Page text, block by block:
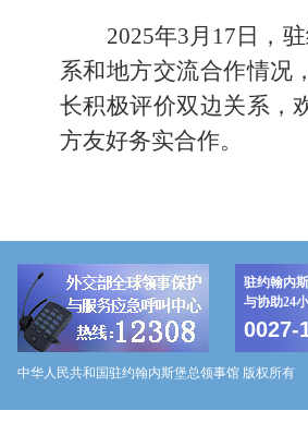
2025年3月17日，
系和地方交流合作情况
长积极评价双边关系，
方友好务实合作。
驻约翰内
与协助24
0027-
中华人民共和国驻约翰内斯堡总领事馆 版权所有